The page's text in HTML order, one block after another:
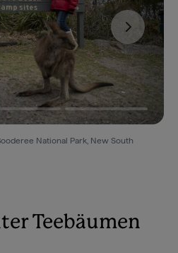
National Park, New South
Teebäumen